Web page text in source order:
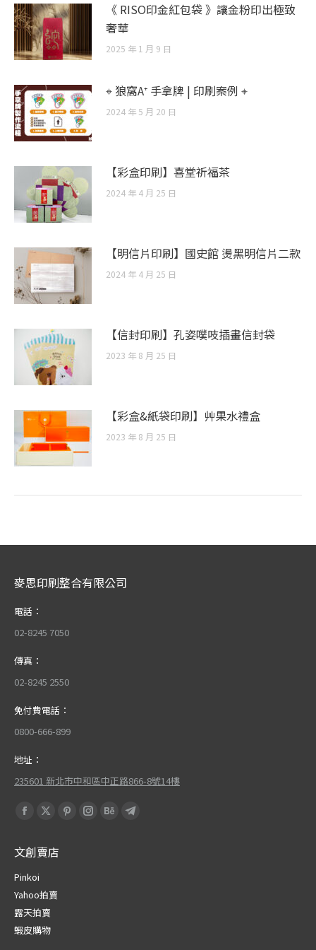
《 RISO印金紅包袋 》讓金粉印出極致
奢華
2025 年 1 月 9 日
⌖ 狼窩A⁺ 手拿牌 | 印刷案例 ⌖
2024 年 5 月 20 日
【彩盒印刷】喜堂祈福茶
2024 年 4 月 25 日
【明信片印刷】國史館 燙黑明信片二款
2024 年 4 月 25 日
【信封印刷】孔姿噗吱插畫信封袋
2023 年 8 月 25 日
【彩盒&紙袋印刷】艸果水禮盒
2023 年 8 月 25 日
麥思印刷整合有限公司
電話：
02-8245 7050
傳真：
02-8245 2550
免付費電話：
0800-666-899
地址：
235601 新北市中和區中正路866-8號14樓
Find us on:
Facebook
opens
in
new
window
X
opens
new
window
PinterestInstagram
BehanceTelegram
文創賣店
Pinkoi
Yahoo拍賣
露天拍賣
蝦皮購物